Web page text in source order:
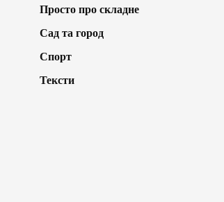
Просто про складне
Сад та город
Спорт
Тексти